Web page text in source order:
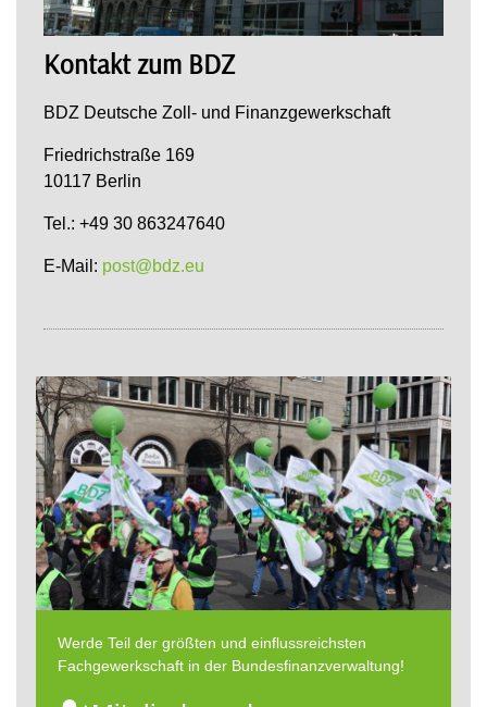
Kontakt zum BDZ
BDZ Deutsche Zoll- und Finanzgewerkschaft
Friedrichstraße 169
10117 Berlin
Tel.: +49 30 863247640
E-Mail: post@bdz.eu
Werde Teil der größten und einflussreichsten
Fachgewerkschaft in der Bundesfinanzverwaltung!